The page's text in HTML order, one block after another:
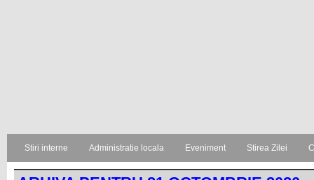
Stiri interne Administratie locala Eveniment Stirea Zilei